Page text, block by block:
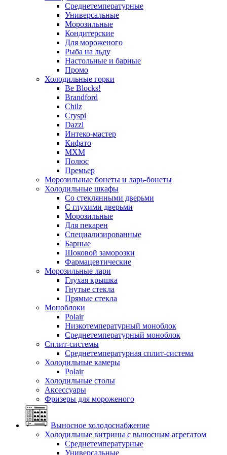
Среднетемпературные
Универсальные
Морозильные
Кондитерские
Для мороженого
Рыба на льду
Настольные и барные
Промо
Холодильные горки
Be Blocks!
Brandford
Chilz
Cryspi
Dazzl
Интеко-мастер
Кифато
МХМ
Полюс
Премьер
Морозильные бонеты и ларь-бонеты
Холодильные шкафы
Со стеклянными дверьми
С глухими дверьми
Морозильные
Для пекарен
Специализированные
Барные
Шоковой заморозки
Фармацевтические
Морозильные лари
Глухая крышка
Гнутые стекла
Прямые стекла
Моноблоки
Polair
Низкотемпературный моноблок
Среднетемпературный моноблок
Сплит-системы
Среднетемпературная сплит-система
Холодильные камеры
Polair
Холодильные столы
Аксессуары
Фризеры для мороженого
Выносное холодоснабжение
Холодильные витрины с выносным агрегатом
Среднетемпературные
Универсальные